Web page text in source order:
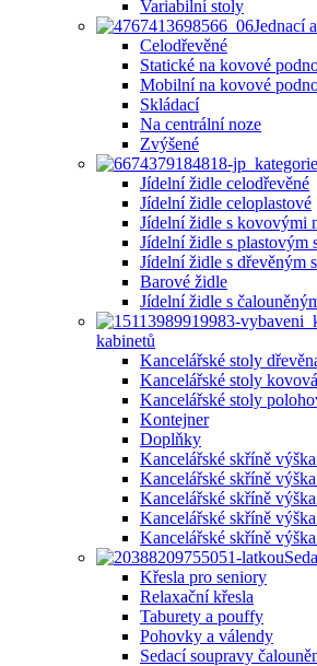
Variabilní stoly
Jednací
Celodřevěné
Statické na kovové
Mobilní na kovové
Skládací
Na centrální noze
Zvýšené
Jídelní židle celodřevěné
Jídelní židle celoplastové
Jídelní židle s kovovými
Jídelní židle s plastovým
Jídelní židle s dřevěným
Barové židle
Jídelní židle s
kabinetů
Kancelářské stoly
Kancelářské stoly
Kancelářské stoly
Kontejner
Doplňky
Kancelářské skříně
Kancelářské skříně
Kancelářské skříně
Kancelářské skříně
Kancelářské skříně
Křesla pro seniory
Relaxační křesla
Taburety a pouffy
Pohovky a válendy
Sedací soupravy